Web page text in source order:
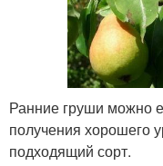
Урожайные сорта
Сорта для
Ранние груши можно
получения хорошего
подходящий сорт.